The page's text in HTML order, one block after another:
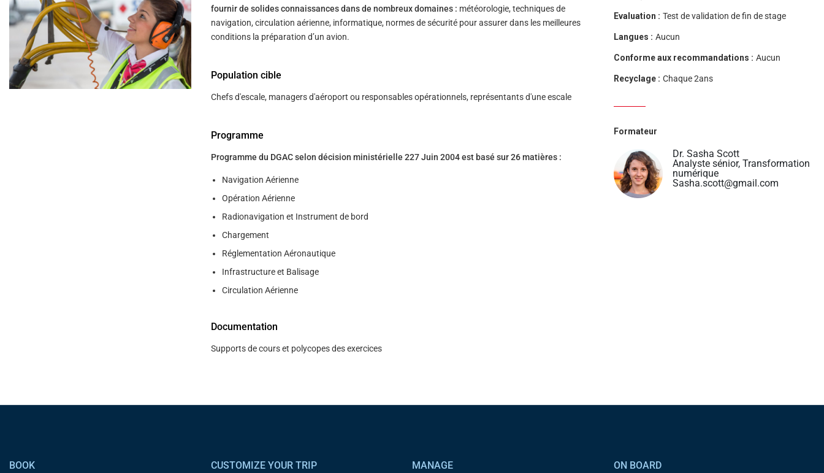
help
you
navigate
interact
content.
fournir de solides connaissances dans de nombreux domaines : météorologie, techniques de
navigation, circulation aérienne, informatique, normes de sécurité pour assurer dans les meilleures
conditions la préparation d’un avion.
Population cible
Chefs d'escale, managers d'aéroport ou responsables opérationnels, représentants d'une escale
Programme
Programme du DGAC selon décision ministérielle 227 Juin 2004 est basé sur 26 matières :
Navigation Aérienne
Opération Aérienne
Radionavigation et Instrument de bord
Chargement
Réglementation Aéronautique
Infrastructure et Balisage
Circulation Aérienne
Documentation
Supports de cours et polycopes des exercices
Evaluation : Test de validation de fin de stage
Langues : Aucun
Conforme aux recommandations : Aucun
Recyclage : Chaque 2ans
Formateur
Dr. Sasha Scott
Analyste sénior, Transformation
numérique
Sasha.scott@gmail.com
BOOK CUSTOMIZE YOUR TRIP MANAGE ON BOARD